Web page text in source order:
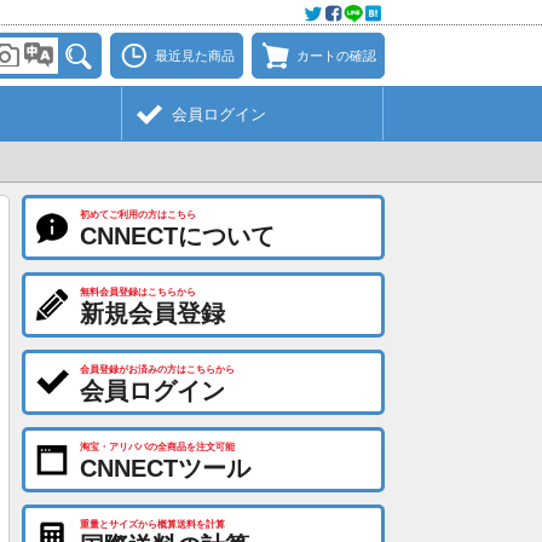
最近見た商品 カートの確認
会員ログイン
初めてご利用の方はこちら
CNNECTについて
無料会員登録はこちらから
新規会員登録
会員登録がお済みの方はこちらから
会員ログイン
淘宝・アリババの全商品を注文可能
CNNECTツール
重量とサイズから概算送料を計算